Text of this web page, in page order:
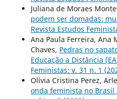
Juliana de Moraes
podem ser domadas:
Revista Estudos
Ana Paula Ferreira, Ana
Chaves, Pedras no
Educação a Distância
Feministas: v. 31 n. 1
Olívia Cristina Perez,
onda feminista no Brasil